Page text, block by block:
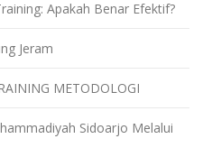
Apakah Benar Efektif?
Jeram
METODOLOGI
Sidoarjo Melalui